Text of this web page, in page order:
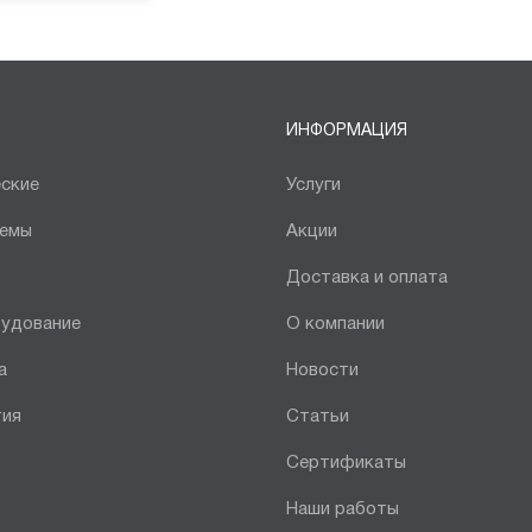
ИНФОРМАЦИЯ
Услуги
Акции
Доставка и оплата
О компании
Новости
Статьи
Сертификаты
Наши работы